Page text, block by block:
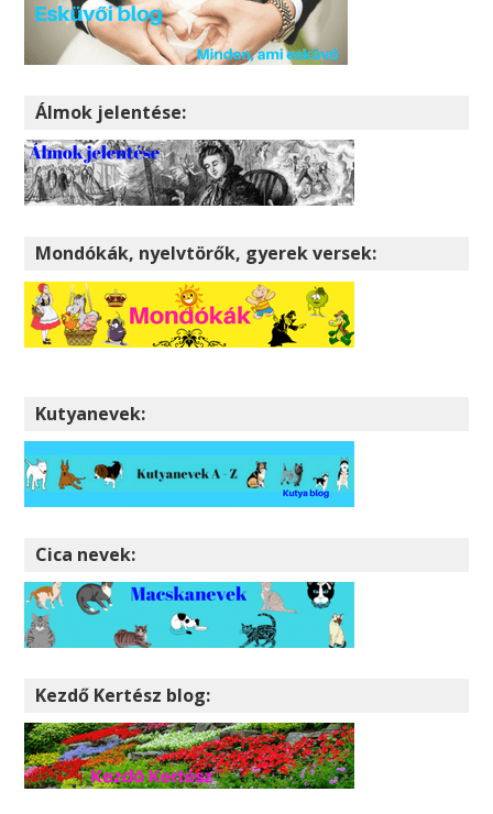
Álmok jelentése:
Mondókák, nyelvtörők, gyerek versek:
Kutyanevek:
Cica nevek:
Kezdő Kertész blog: